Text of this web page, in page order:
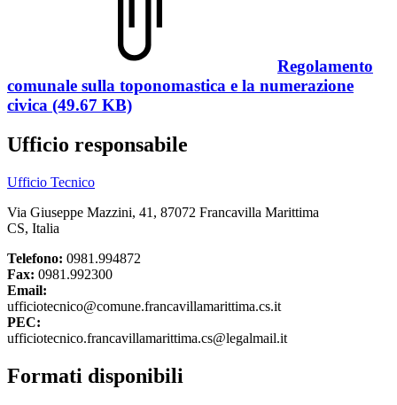
Regolamento
comunale sulla toponomastica e la numerazione
civica (49.67 KB)
Ufficio responsabile
Ufficio Tecnico
Via Giuseppe Mazzini, 41, 87072 Francavilla Marittima
CS, Italia
Telefono: 0981.994872
Fax: 0981.992300
Email:
ufficiotecnico@comune.francavillamarittima.cs.it
PEC:
ufficiotecnico.francavillamarittima.cs@legalmail.it
Formati disponibili